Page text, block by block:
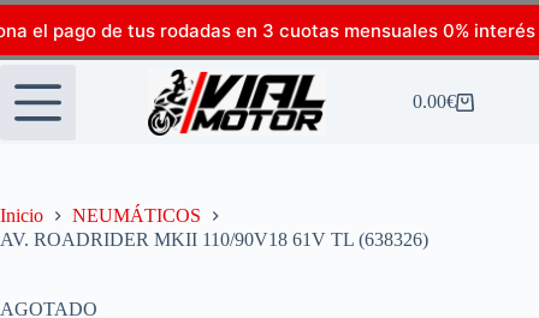
el pago de tus rodadas en 3 cuotas mensuales 0% interés
0.00€
Inicio
NEUMÁTICOS
AV. ROADRIDER MKII 110/90V18 61V TL (638326)
AGOTADO